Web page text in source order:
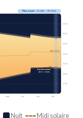
sept. oct. nov. déc.
Midi solaire
03:00
06:00
09:00
12:00
15:00
18:00
21:00
Plus court· 21 déc. · 8h 45m
Earliest sunset
16:01 · 10 déc.
Nuit
Midi solaire